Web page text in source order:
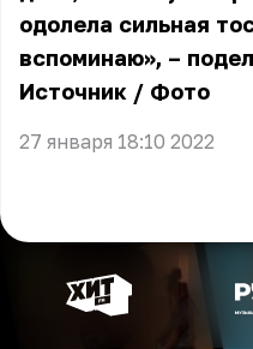
одолела сильная
вспоминаю», –
Источник / Фото
27 января 18:10 2022